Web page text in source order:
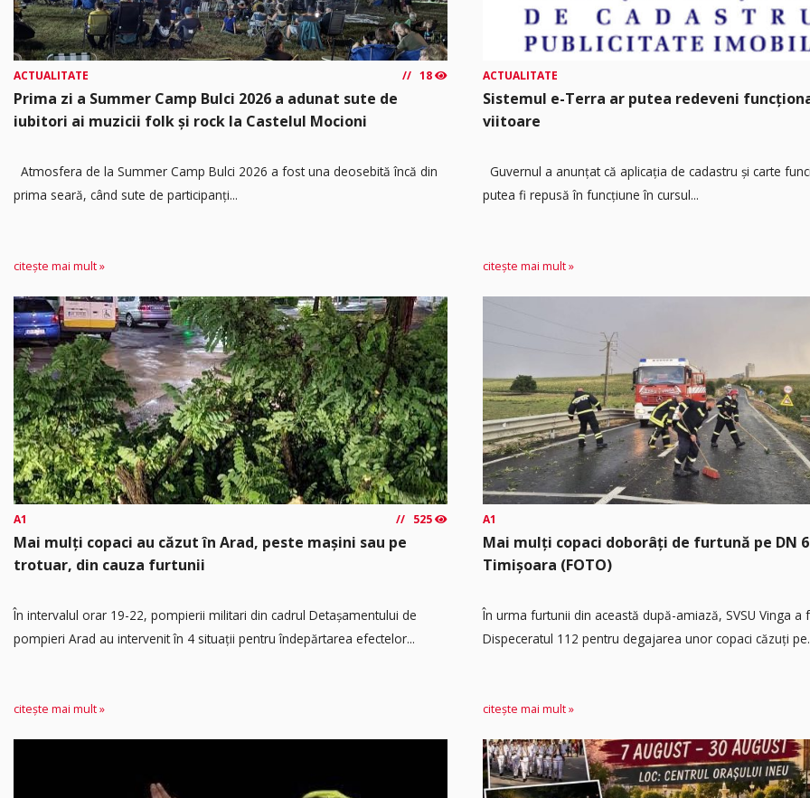
ACTUALITATE 18
Prima zi a Summer Camp Bulci 2026 a adunat sute de
iubitori ai muzicii folk și rock la Castelul Mocioni
Atmosfera de la Summer Camp Bulci 2026 a fost una deosebită încă din
prima seară, când sute de participanți...
citește mai mult »
ACTUALITATE
Sistemul e-Terra ar putea redeveni
viitoare
Guvernul a anunțat că aplicația de cadastru și carte
putea fi repusă în funcțiune în cursul...
citește mai mult »
A1 525
Mai mulți copaci au căzut în Arad, peste mașini sau pe
trotuar, din cauza furtunii
În intervalul orar 19-22, pompierii militari din cadrul Detașamentului de
pompieri Arad au intervenit în 4 situații pentru îndepărtarea efectelor...
citește mai mult »
A1
Mai mulți copaci doborâți de furtună pe DN
Timișoara (FOTO)
În urma furtunii din această după-amiază, SVSU Vinga a
Dispeceratul 112 pentru degajarea unor copaci căzuți
citește mai mult »